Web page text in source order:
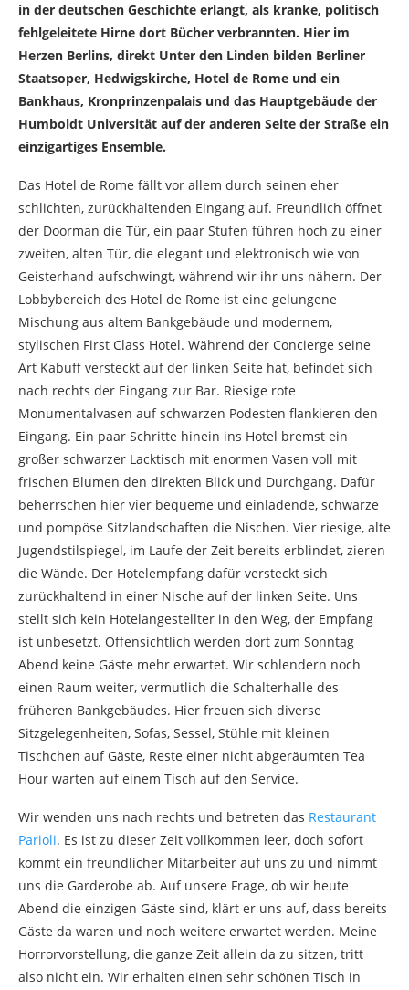
in der deutschen Geschichte erlangt, als kranke, politisch
fehlgeleitete Hirne dort Bücher verbrannten. Hier im
Herzen Berlins, direkt Unter den Linden bilden Berliner
Staatsoper, Hedwigskirche, Hotel de Rome und ein
Bankhaus, Kronprinzenpalais und das Hauptgebäude der
Humboldt Universität auf der anderen Seite der Straße ein
einzigartiges Ensemble.
Das Hotel de Rome fällt vor allem durch seinen eher
schlichten, zurückhaltenden Eingang auf. Freundlich öffnet
der Doorman die Tür, ein paar Stufen führen hoch zu einer
zweiten, alten Tür, die elegant und elektronisch wie von
Geisterhand aufschwingt, während wir ihr uns nähern. Der
Lobbybereich des Hotel de Rome ist eine gelungene
Mischung aus altem Bankgebäude und modernem,
stylischen First Class Hotel. Während der Concierge seine
Art Kabuff versteckt auf der linken Seite hat, befindet sich
nach rechts der Eingang zur Bar. Riesige rote
Monumentalvasen auf schwarzen Podesten flankieren den
Eingang. Ein paar Schritte hinein ins Hotel bremst ein
großer schwarzer Lacktisch mit enormen Vasen voll mit
frischen Blumen den direkten Blick und Durchgang. Dafür
beherrschen hier vier bequeme und einladende, schwarze
und pompöse Sitzlandschaften die Nischen. Vier riesige, alte
Jugendstilspiegel, im Laufe der Zeit bereits erblindet, zieren
die Wände. Der Hotelempfang dafür versteckt sich
zurückhaltend in einer Nische auf der linken Seite. Uns
stellt sich kein Hotelangestellter in den Weg, der Empfang
ist unbesetzt. Offensichtlich werden dort zum Sonntag
Abend keine Gäste mehr erwartet. Wir schlendern noch
einen Raum weiter, vermutlich die Schalterhalle des
früheren Bankgebäudes. Hier freuen sich diverse
Sitzgelegenheiten, Sofas, Sessel, Stühle mit kleinen
Tischchen auf Gäste, Reste einer nicht abgeräumten Tea
Hour warten auf einem Tisch auf den Service.
Wir wenden uns nach rechts und betreten das Restaurant
Parioli. Es ist zu dieser Zeit vollkommen leer, doch sofort
kommt ein freundlicher Mitarbeiter auf uns zu und nimmt
uns die Garderobe ab. Auf unsere Frage, ob wir heute
Abend die einzigen Gäste sind, klärt er uns auf, dass bereits
Gäste da waren und noch weitere erwartet werden. Meine
Horrorvorstellung, die ganze Zeit allein da zu sitzen, tritt
also nicht ein. Wir erhalten einen sehr schönen Tisch in